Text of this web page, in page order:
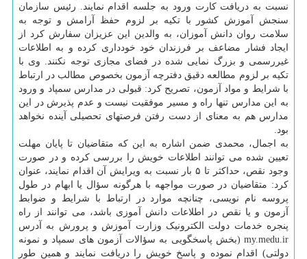
نسبت به دریافت کارت ورود به جلسه اقدام نمایند. رئیس سازمان
سنجش آموزش کشور با تکیه بر لزوم حفظ آرامش و توجه به
سلامت روان دانش آموزان، به والدین این عزیزان سفارش کرد از
ایجاد فشار مضاعف بر فرزندان خود خودداری کرده و به اطلاعات
غیررسمی و بزرگ نمایی شده در فضای مجازی توجه نکنند. وی با
تکیه بر لزوم مطالعه دقیق دفترچه آزمون بخصوص مطالب در ارتباط
با شرایط و مواد آزمون، تصریح کرد: قبولی در مدارس سمپاد و ورود
به این مدارس تنها راه و مسیر موفقیت نیست و عدم پذیرش در این
مدارس هم به معنای از دست رفتن فرصتهای تحصیلی آینده نخواهد
بود.
به اجمال، محمدی ضمن اشاره به این که متقاضیان تا پایان مهلت
تعیین شده می توانند اطلاعات خویش را بررسی کرده و در صورت
وجود نقص، حداکثر تا ۵ بار نسبت به ویرایش آن اقدام نمایند، عنوان
کرد: متقاضیان در صورت مواجهه با هرگونه سؤال یا ابهام در طول
پروسه نام نویسی، چنانچه موارد در ارتباط با شرایط و ضوابط
آزمون و یا نقص در اطلاعات دانش آموزی باشد، می توانند از راه
پنجره خدمات دولت الکترونیک وزارت آموزش و پرورش به آدرس
my.medu.ir (بخش پاسخگویی به سؤالات آزمون های سمپاد و نمونه
دولتی) اقدام نموده و پاسخ خویش را دریافت نمایند و همین طور